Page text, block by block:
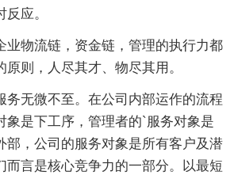
应。
物流链，资金链，管理的执行力都
则，人尽其才、物尽其用。
无微不至。在公司内部运作的流程
象是下工序，管理者的`服务对象是
部，公司的服务对象是所有客户及潜
而言是核心竞争力的一部分。以最短